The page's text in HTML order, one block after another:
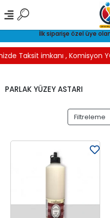
İlk siparişe özel üye
Taksit imkanı , Komisyon
PARLAK YÜZEY ASTARI
Filtreleme